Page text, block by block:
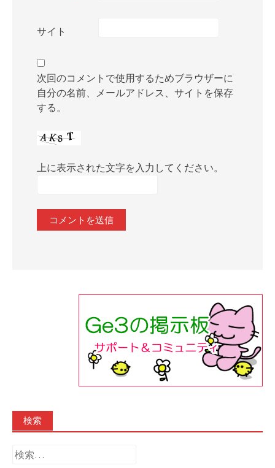
サイト
次回のコメントで使用するためブラウザーに
自分の名前、メールアドレス、サイトを保存
する。
上に表示された文字を入力してください。
検索
検